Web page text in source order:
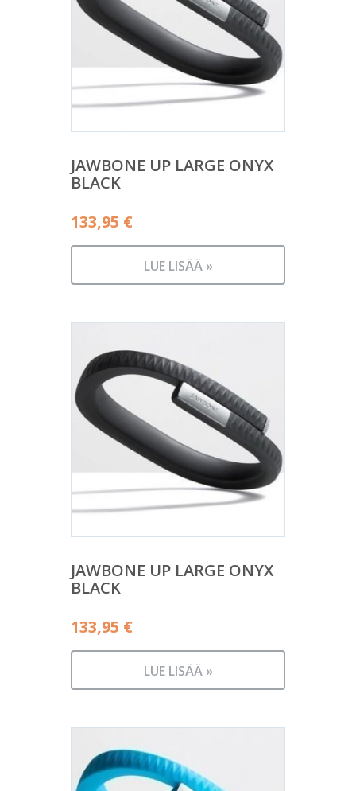
JAWBONE UP LARGE ONYX
BLACK
133,95 €
LUE LISÄÄ »
JAWBONE UP LARGE ONYX
BLACK
133,95 €
LUE LISÄÄ »